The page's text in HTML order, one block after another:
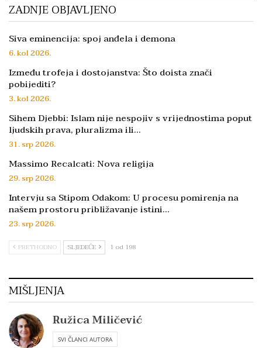
ZADNJE OBJAVLJENO
Siva eminencija: spoj anđela i demona
6. kol 2026.
Između trofeja i dostojanstva: Što doista znači
pobijediti?
3. kol 2026.
Sihem Djebbi: Islam nije nespojiv s vrijednostima poput
ljudskih prava, pluralizma ili…
31. srp 2026.
Massimo Recalcati: Nova religija
29. srp 2026.
Intervju sa Stipom Odakom: U procesu pomirenja na
našem prostoru približavanje istini…
23. srp 2026.
PRETHODNO SLJEDEĆE 1 od 198
MIŠLJENJA
Ružica Miličević
SVI ČLANCI AUTORA